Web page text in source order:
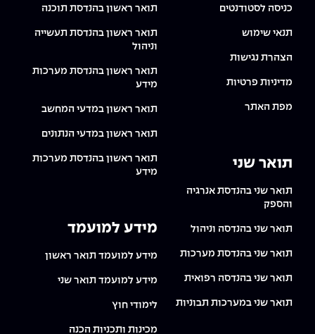
כניסה לסטודנטים
תנאי שימוש
הצהרת נגישות
מדיניות פרטיות
מפת האתר
תואר שני
תואר שני בהנדסת אנרגיה
והספק
תואר שני בהנדסה וניהול
תואר שני בהנדסת מערכות
תואר שני בהנדסה רפואית
תואר שני במערכות תבוניות
תואר ראשון בהנדסת תוכנה
תואר ראשון בהנדסת תעשייה
וניהול
תואר ראשון בהנדסת מערכות
מידע
תואר ראשון במדעי המחשב
תואר ראשון במדעי הנתונים
תואר ראשון בהנדסת מערכות
מידע
מידע למועמד
מידע למועמד תואר ראשון
מידע למועמד תואר שני
לימודי חוץ
מכינות ותכניות הכנה